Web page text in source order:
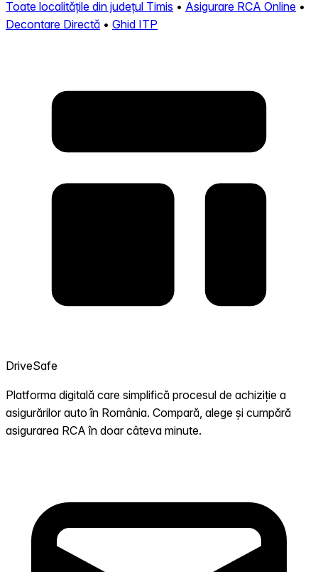
Toate localitățile din județul Timis • Asigurare RCA Online •
Decontare Directă • Ghid ITP
DriveSafe
Platforma digitală care simplifică procesul de achiziție a
asigurărilor auto în România. Compară, alege și cumpără
asigurarea RCA în doar câteva minute.